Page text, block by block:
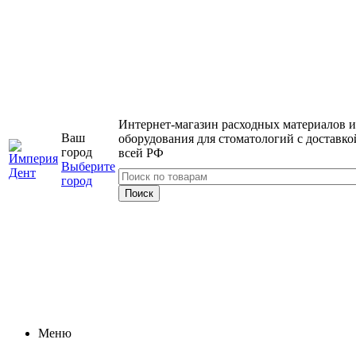
Ваш
город
Выберите
город
Интернет-магазин расходных материалов и
оборудования для стоматологий с
всей РФ
Меню